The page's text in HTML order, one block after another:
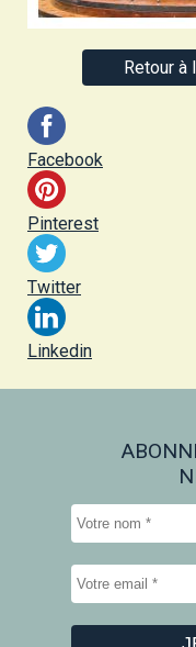
Retour à
Facebook
Pinterest
Twitter
Linkedin